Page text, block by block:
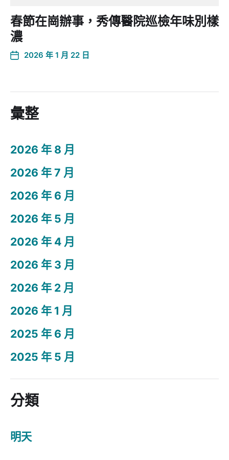
春節在崗辦事，秀傳醫院巡檢年味別樣
濃
2026 年 1 月 22 日
彙整
2026 年 8 月
2026 年 7 月
2026 年 6 月
2026 年 5 月
2026 年 4 月
2026 年 3 月
2026 年 2 月
2026 年 1 月
2025 年 6 月
2025 年 5 月
分類
明天